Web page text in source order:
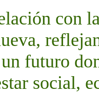
con
futuro
social,